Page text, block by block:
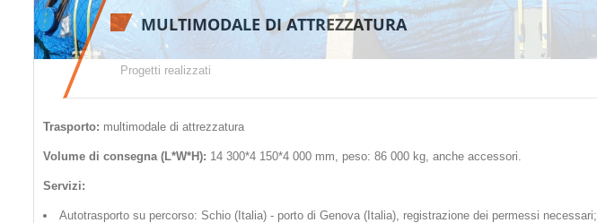
MULTIMODALE DI ATTREZZATURA
Progetti realizzati
Trasporto: multimodale di attrezzatura
Volume di consegna (L*W*H): 14 300*4 150*4 000 mm, peso: 86 000 kg, anche accessori.
Servizi:
Autotrasporto su percorso: Schio (Italia) - porto di Genova (Italia), registrazione dei permessi necessari;